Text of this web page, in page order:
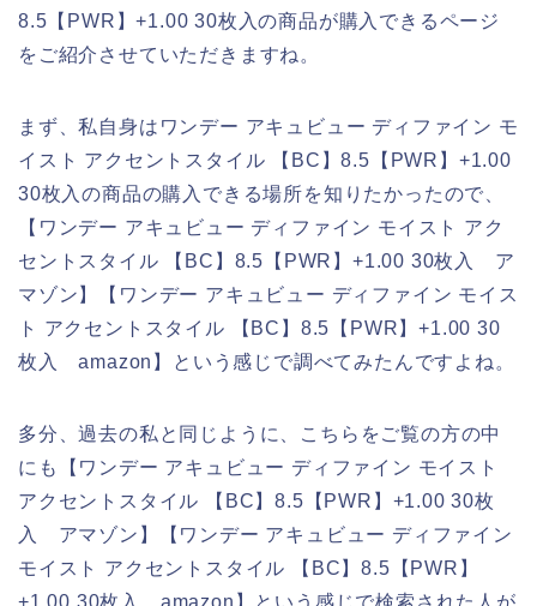
8.5【PWR】+1.00 30枚入の商品が購入できるページ
をご紹介させていただきますね。
まず、私自身はワンデー アキュビュー ディファイン モ
イスト アクセントスタイル 【BC】8.5【PWR】+1.00
30枚入の商品の購入できる場所を知りたかったので、
【ワンデー アキュビュー ディファイン モイスト アク
セントスタイル 【BC】8.5【PWR】+1.00 30枚入 ア
マゾン】【ワンデー アキュビュー ディファイン モイス
ト アクセントスタイル 【BC】8.5【PWR】+1.00 30
枚入 amazon】という感じで調べてみたんですよね。
多分、過去の私と同じように、こちらをご覧の方の中
にも【ワンデー アキュビュー ディファイン モイスト
アクセントスタイル 【BC】8.5【PWR】+1.00 30枚
入 アマゾン】【ワンデー アキュビュー ディファイン
モイスト アクセントスタイル 【BC】8.5【PWR】